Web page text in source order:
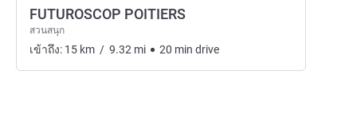
FUTUROSCOP POITIERS
สวนสนุก
เข้าถึง: 15 km / 9.32 mi 20 min drive